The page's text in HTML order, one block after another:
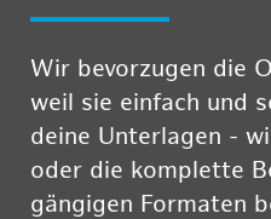
Wir bevorzugen die
weil sie einfach und
deine Unterlagen -
oder die komplette
gängigen Formaten